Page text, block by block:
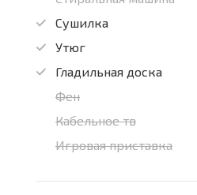
Сушилка
Утюг
Гладильная доска
Фен
Кабельное тв
Игровая приставка